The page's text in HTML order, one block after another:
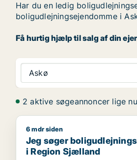
Har du en ledig
boligudlejningsejendomme i
Få hurtig hjælp til salg af din
Askø
2 aktive søgeannoncer lige nu
Jeg søger
6 mdr siden
Jeg søger
i Region Sjælland